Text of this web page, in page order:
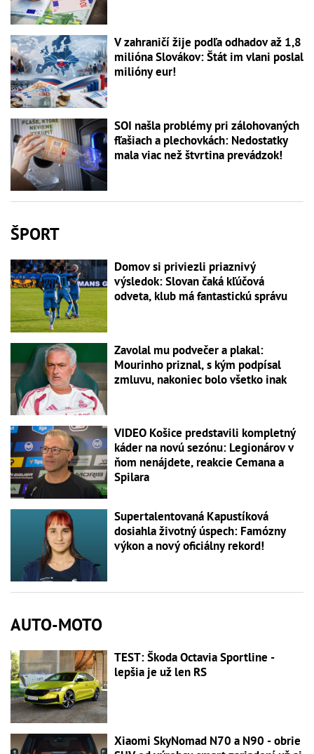
V zahraničí žije podľa odhadov až 1,8
milióna Slovákov: Štát im vlani poslal
milióny eur!
SOI našla problémy pri zálohovaných
fľašiach a plechovkách: Nedostatky
mala viac než štvrtina prevádzok!
ŠPORT
Domov si priviezli priaznivý
výsledok: Slovan čaká kľúčová
odveta, klub má fantastickú správu
Zavolal mu podvečer a plakal:
Mourinho priznal, s kým podpísal
zmluvu, nakoniec bolo všetko inak
VIDEO Košice predstavili kompletný
káder na novú sezónu: Legionárov v
ňom nenájdete, reakcie Cemana a
Spilara
Supertalentovaná Kapustíková
dosiahla životný úspech: Famózny
výkon a nový oficiálny rekord!
AUTO-MOTO
TEST: Škoda Octavia Sportline -
lepšia je už len RS
Xiaomi SkyNomad N70 a N90 - obrie